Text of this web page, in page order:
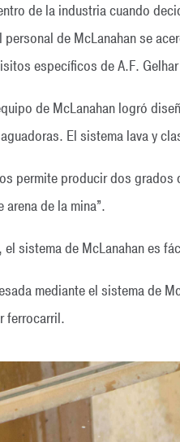
de la industria cuando
personal de McLanahan se
específicos de A.F.
de McLanahan logró
El sistema lava y
permite producir dos
arena de la mina”.
el sistema de McLanahan es
mediante el sistema de
ferrocarril.